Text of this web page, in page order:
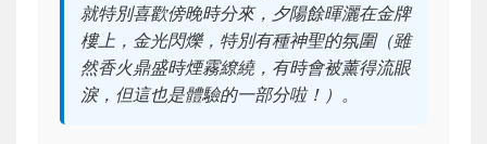
就特別喜歡傍晚時分來，夕陽餘暉灑在金牌
樓上，金光閃爍，特別有種神聖的氛圍（雖
然香火鼎盛時煙霧繚繞，有時會被薰得流眼
淚，但這也是體驗的一部分啦！）。